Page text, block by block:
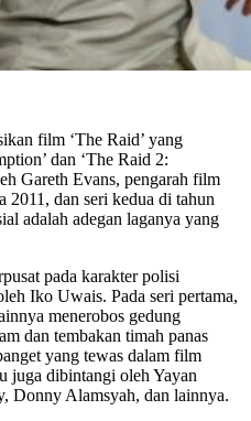
film ‘The Raid’ yang
dan ‘The Raid 2:
Gareth Evans, pengarah film
2011, dan seri kedua di tahun
adalah adegan laganya yang
pada karakter polisi
Iko Uwais. Pada seri pertama,
menerobos gedung
dan tembakan timah panas
yang tewas dalam film
juga dibintangi oleh Yayan
Donny Alamsyah, dan lainnya.